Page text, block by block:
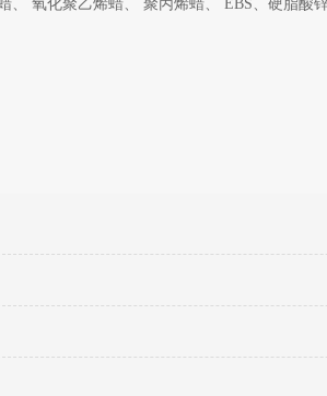
氧化聚乙烯蜡、 聚丙烯蜡、 EBS、硬脂酸